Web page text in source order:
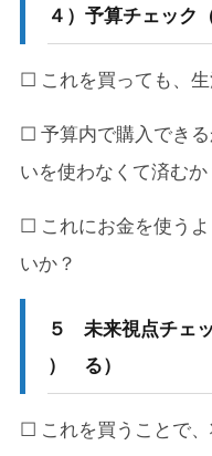
４） 予算チェック
☐ これを買っても、
☐ 予算内で購入でき
いを使わなくて済むか
☐ これにお金を使う
いか？
５
）
未来視点チェ
る）
☐ これを買うことで